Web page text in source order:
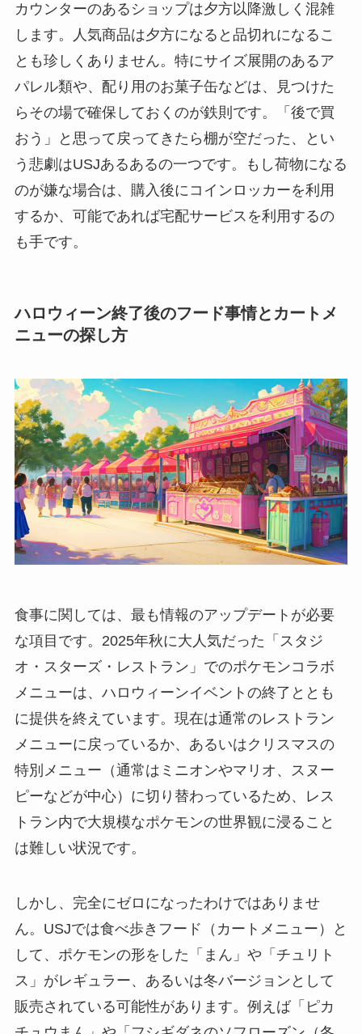
カウンターのあるショップは夕方以降激しく混雑
します。人気商品は夕方になると品切れになるこ
とも珍しくありません。特にサイズ展開のあるア
パレル類や、配り用のお菓子缶などは、見つけた
らその場で確保しておくのが鉄則です。「後で買
おう」と思って戻ってきたら棚が空だった、とい
う悲劇はUSJあるあるの一つです。もし荷物になる
のが嫌な場合は、購入後にコインロッカーを利用
するか、可能であれば宅配サービスを利用するの
も手です。
ハロウィーン終了後のフード事情とカートメ
ニューの探し方
食事に関しては、最も情報のアップデートが必要
な項目です。2025年秋に大人気だった「スタジ
オ・スターズ・レストラン」でのポケモンコラボ
メニューは、ハロウィーンイベントの終了ととも
に提供を終えています。現在は通常のレストラン
メニューに戻っているか、あるいはクリスマスの
特別メニュー（通常はミニオンやマリオ、スヌー
ピーなどが中心）に切り替わっているため、レス
トラン内で大規模なポケモンの世界観に浸ること
は難しい状況です。
しかし、完全にゼロになったわけではありませ
ん。USJでは食べ歩きフード（カートメニュー）と
して、ポケモンの形をした「まん」や「チュリト
ス」がレギュラー、あるいは冬バージョンとして
販売されている可能性があります。例えば「ピカ